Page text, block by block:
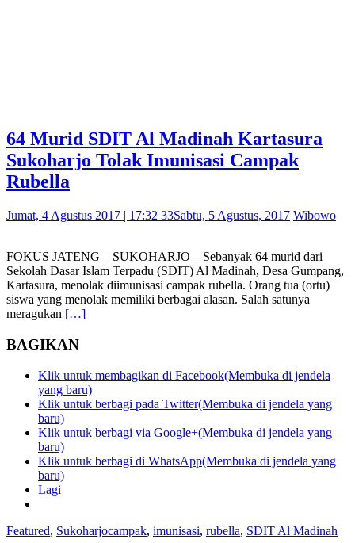
64 Murid SDIT Al Madinah Kartasura
Sukoharjo Tolak Imunisasi Campak
Rubella
Jumat, 4 Agustus 2017 | 17:32 33Sabtu, 5 Agustus, 2017 Wibowo
FOKUS JATENG – SUKOHARJO – Sebanyak 64 murid dari
Sekolah Dasar Islam Terpadu ‎(SDIT) Al Madinah, Desa Gumpang,
Kartasura, menolak diimunisasi campak rubella. Orang tua (ortu)
siswa yang menolak memiliki berbagai alasan. Salah satunya
meragukan […]
BAGIKAN
Klik untuk membagikan di Facebook(Membuka di jendela
yang baru)
Klik untuk berbagi pada Twitter(Membuka di jendela yang
baru)
Klik untuk berbagi via Google+(Membuka di jendela yang
baru)
Klik untuk berbagi di WhatsApp(Membuka di jendela yang
baru)
Lagi
Featured, Sukoharjocampak, imunisasi, rubella, SDIT Al Madinah